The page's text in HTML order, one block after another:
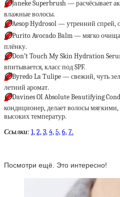
⭕️Janeke Superbrush — расчёсывает
влажные волосы.
⭕️Aesop Hydrosol — утренний спрей,
⭕️Purito Avocado Balm — мягко
плёнку.
⭕️Don’t Touch My Skin Hydration
впитывается, класс под SPF.
⭕️Byredo La Tulipe — свежий, чуть
летний аромат.
⭕️Davines OI Absolute Beautifying
кондиционер, делает волосы
высоких температур.
Ссылки: 1,2,3,4,5,6,7.
Посмотри ещё. Это интересно!